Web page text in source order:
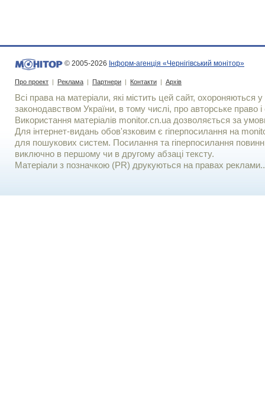
© 2005-2026 Інформ-агенція «Чернігівський монітор»
Про проект | Реклама | Партнери | Контакти | Архів
Всі права на матеріали, які містить цей сайт, охороняються у
законодавством України, в тому числі, про авторське право і
Використання матерiалiв monitor.cn.ua дозволяється за
Для iнтернет-видань обов'язковим є гiперпосилання на
для пошукових систем. Посилання та гіперпосилання
виключно в першому чи в другому абзаці тексту.
Матеріали з позначкою (PR) друкуються на правах реклами..